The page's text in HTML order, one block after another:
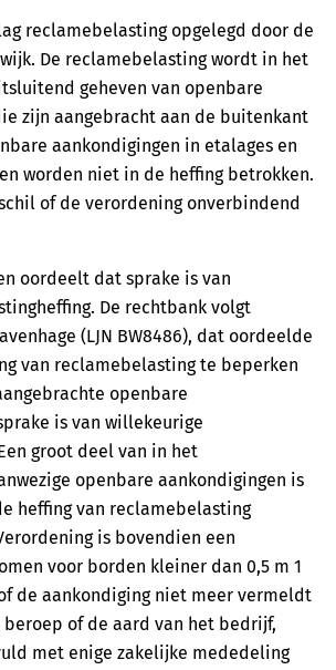
reclamebelasting opgelegd door de
De reclamebelasting wordt in het
geheven van openbare
zijn aangebracht aan de buitenkant
aankondigingen in etalages en
worden niet in de heffing betrokken.
of de verordening onverbindend
oordeelt dat sprake is van
De rechtbank volgt
(LJN BW8486), dat oordeelde
van reclamebelasting te beperken
openbare
is van willekeurige
groot deel van in het
openbare aankondigingen is
heffing van reclamebelasting
is bovendien een
voor borden kleiner dan 0,5 m 1
de aankondiging niet meer vermeldt
of de aard van het bedrijf,
met enige zakelijke mededeling